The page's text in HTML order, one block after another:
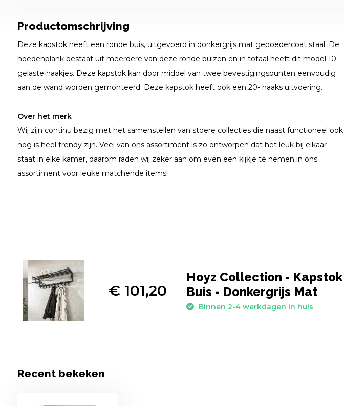
Productomschrijving
Deze kapstok heeft een ronde buis, uitgevoerd in donkergrijs mat gepoedercoat staal. De
hoedenplank bestaat uit meerdere van deze ronde buizen en in totaal heeft dit model 10
gelaste haakjes. Deze kapstok kan door middel van twee bevestigingspunten eenvoudig
aan de wand worden gemonteerd. Deze kapstok heeft ook een 20- haaks uitvoering.
Over het merk
Wij zijn continu bezig met het samenstellen van stoere collecties die naast functioneel ook
nog is heel trendy zijn. Veel van ons assortiment is zo ontworpen dat het leuk bij elkaar
staat in elke kamer, daarom raden wij zeker aan om even een kijkje te nemen in ons
assortiment voor leuke matchende items!
€ 101,20
Hoyz Collection -
Buis - Donkergrijs Mat
Binnen 2-4 werkdagen in huis
Recent bekeken